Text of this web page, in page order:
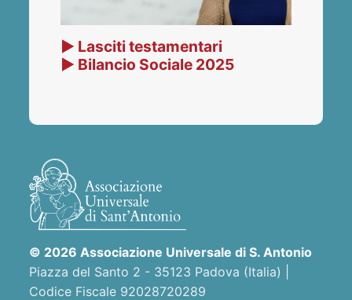
▶ Lasciti testamentari
▶ Bilancio Sociale 2025
© 2026 Associazione Universale di S. Antonio
Piazza del Santo 2 - 35123 Padova (Italia) |
Codice Fiscale 92028720289